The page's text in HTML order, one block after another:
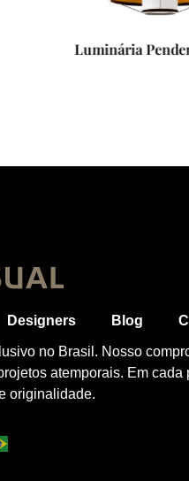
Luminária Pendente Obon
Designers Blog
no Brasil. Nosso
atemporais. Em cada
originalidade.